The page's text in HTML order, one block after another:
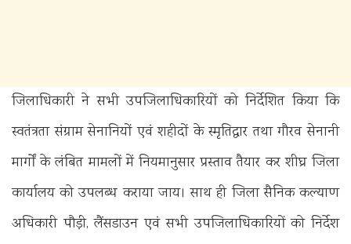
जिलाधिकारी ने सभी उपजिलाधिकारियों को निर्देशित किया कि
स्वतंत्रता संग्राम सेनानियों एवं शहीदों के स्मृतिद्वार तथा गौरव सेनानी
मार्गों के लंबित मामलों में नियमानुसार प्रस्ताव तैयार कर शीघ्र जिला
कार्यालय को उपलब्ध कराया जाय। साथ ही जिला सैनिक कल्याण
अधिकारी पौड़ी, लैंसडाउन एवं सभी उपजिलाधिकारियों को निर्देश